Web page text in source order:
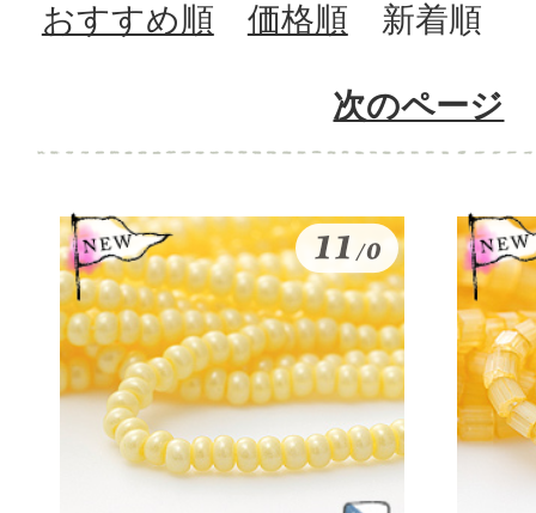
おすすめ順 価格順 新着順
次のページ